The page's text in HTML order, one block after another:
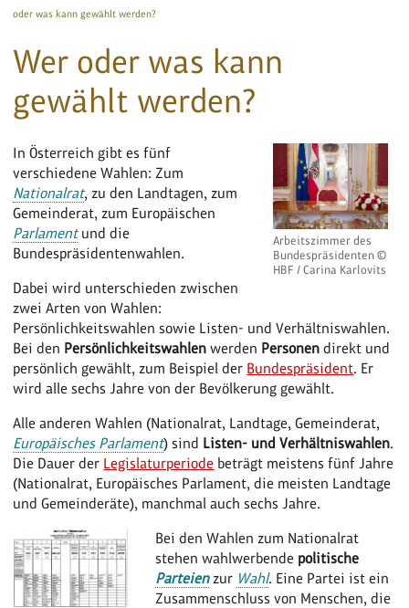
oder was kann gewählt werden?
Wer oder was kann
gewählt werden?
Arbeitszimmer des
Bundespräsidenten ©
HBF / Carina Karlovits
In Österreich gibt es fünf
verschiedene Wahlen: Zum
Nationalrat, zu den Landtagen, zum
Gemeinderat, zum Europäischen
Parlamentund die
Bundespräsidentenwahlen.
Dabei wird unterschieden zwischen
zwei Arten von Wahlen:
Persönlichkeitswahlen sowie Listen- und Verhältniswahlen.
Bei den Persönlichkeitswahlen werden Personen direkt und
persönlich gewählt, zum Beispiel der Bundespräsident. Er
wird alle sechs Jahre von der Bevölkerung gewählt.
Alle anderen Wahlen (Nationalrat, Landtage, Gemeinderat,
Europäisches Parlament) sind Listen- und Verhältniswahlen.
Die Dauer der Legislaturperiode beträgt meistens fünf Jahre
(Nationalrat, Europäisches Parlament, die meisten Landtage
und Gemeinderäte), manchmal auch sechs Jahre.
Bei den Wahlen zum Nationalrat
stehen wahlwerbende politische
Parteienzur Wahl. Eine Partei ist ein
Zusammenschluss von Menschen, die